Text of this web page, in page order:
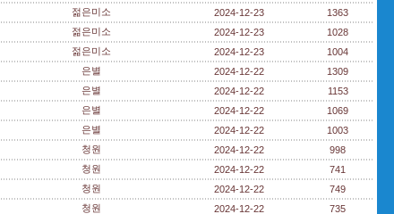
젊은미소 2024-12-23
1363
젊은미소 2024-12-23
1028
젊은미소 2024-12-23
1004
은별 2024-12-22
1309
은별 2024-12-22
1153
은별 2024-12-22
1069
은별 2024-12-22
1003
청원 2024-12-22
998
청원 2024-12-22
741
청원 2024-12-22
749
청원 2024-12-22 735